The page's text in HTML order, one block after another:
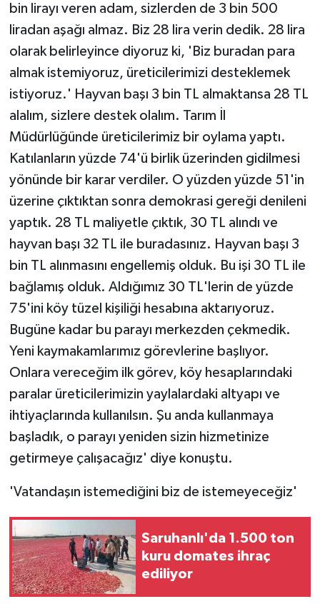
bin lirayı veren adam, sizlerden de 3 bin 500
liradan aşağı almaz. Biz 28 lira verin dedik. 28 lira
olarak belirleyince diyoruz ki, 'Biz buradan para
almak istemiyoruz, üreticilerimizi desteklemek
istiyoruz.' Hayvan başı 3 bin TL almaktansa 28 TL
alalım, sizlere destek olalım. Tarım İl
Müdürlüğünde üreticilerimiz bir oylama yaptı.
Katılanların yüzde 74'ü birlik üzerinden gidilmesi
yönünde bir karar verdiler. O yüzden yüzde 51'in
üzerine çıktıktan sonra demokrasi gereği denileni
yaptık. 28 TL maliyetle çıktık, 30 TL alındı ve
hayvan başı 32 TL ile buradasınız. Hayvan başı 3
bin TL alınmasını engellemiş olduk. Bu işi 30 TL ile
bağlamış olduk. Aldığımız 30 TL'lerin de yüzde
75'ini köy tüzel kişiliği hesabına aktarıyoruz.
Bugüne kadar bu parayı merkezden çekmedik.
Yeni kaymakamlarımız görevlerine başlıyor.
Onlara vereceğim ilk görev, köy hesaplarındaki
paralar üreticilerimizin yaylalardaki altyapı ve
ihtiyaçlarında kullanılsın. Şu anda kullanmaya
başladık, o parayı yeniden sizin hizmetinize
getirmeye çalışacağız' diye konuştu.
'Vatandaşın istemediğini biz de istemeyeceğiz'
Saruhanlı'da 1.500 ton
kuru domates ihraç
ediliyor